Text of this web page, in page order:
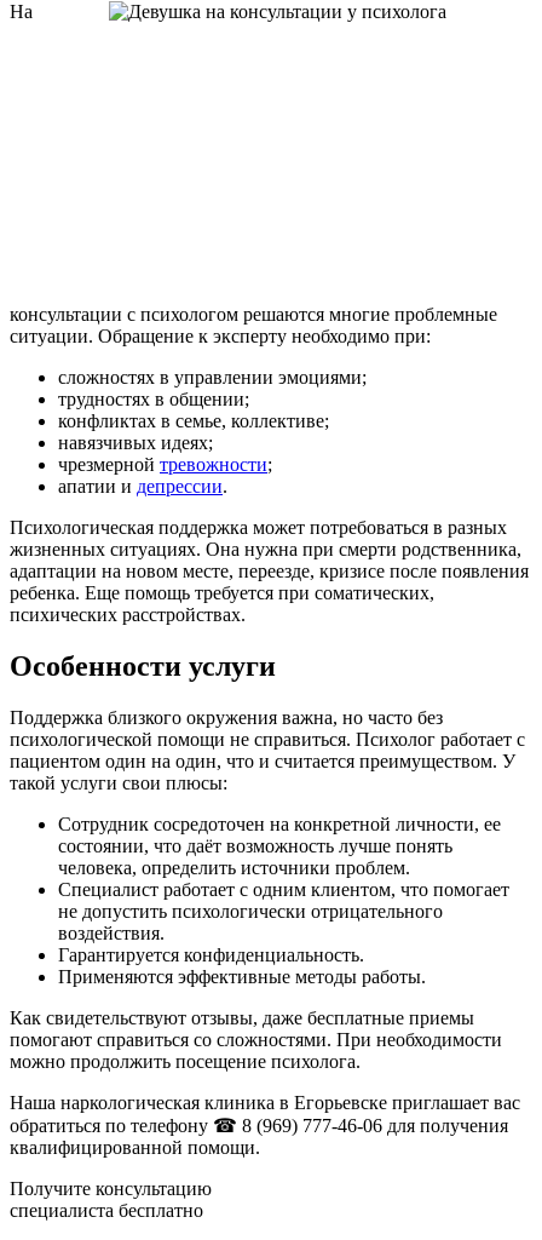
На
консультации с психологом решаются многие проблемные
ситуации. Обращение к эксперту необходимо при:
сложностях в управлении эмоциями;
трудностях в общении;
конфликтах в семье, коллективе;
навязчивых идеях;
чрезмерной тревожности;
апатии и депрессии.
Психологическая поддержка может потребоваться в разных
жизненных ситуациях. Она нужна при смерти родственника,
адаптации на новом месте, переезде, кризисе после появления
ребенка. Еще помощь требуется при соматических,
психических расстройствах.
Особенности услуги
Поддержка близкого окружения важна, но часто без
психологической помощи не справиться. Психолог работает с
пациентом один на один, что и считается преимуществом. У
такой услуги свои плюсы:
Сотрудник сосредоточен на конкретной личности, ее
состоянии, что даёт возможность лучше понять
человека, определить источники проблем.
Специалист работает с одним клиентом, что помогает
не допустить психологически отрицательного
воздействия.
Гарантируется конфиденциальность.
Применяются эффективные методы работы.
Как свидетельствуют отзывы, даже бесплатные приемы
помогают справиться со сложностями. При необходимости
можно продолжить посещение психолога.
Наша наркологическая клиника в Егорьевске приглашает вас
обратиться по телефону ☎ 8 (969) 777-46-06 для получения
квалифицированной помощи.
Получите консультацию
специалиста бесплатно